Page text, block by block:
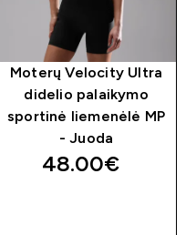
Moterų Velocity Ultra
didelio palaikymo
sportinė liemenėlė MP
- Juoda
48.00€‎